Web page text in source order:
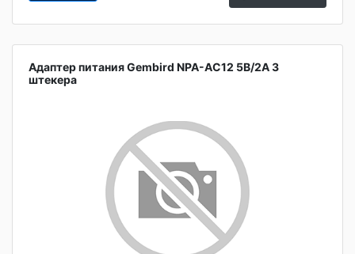
Адаптер питания Gembird NPA-AC12 5В/2А 3
штекера